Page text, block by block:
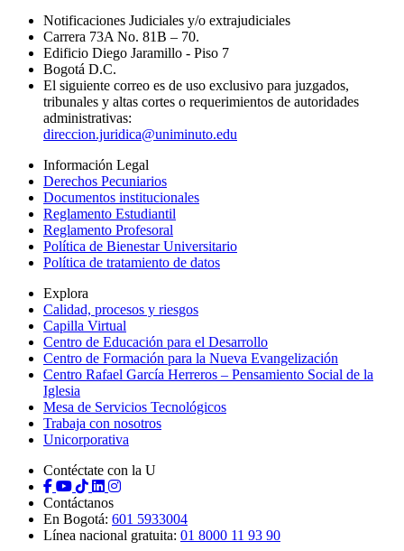
Notificaciones Judiciales y/o extrajudiciales
Carrera 73A No. 81B – 70.
Edificio Diego Jaramillo - Piso 7
Bogotá D.C.
El siguiente correo es de uso exclusivo para juzgados,
tribunales y altas cortes o requerimientos de autoridades
administrativas:
direccion.juridica@uniminuto.edu
Información Legal
Derechos Pecuniarios
Documentos institucionales
Reglamento Estudiantil
Reglamento Profesoral
Política de Bienestar Universitario
Política de tratamiento de datos
Explora
Calidad, procesos y riesgos
Capilla Virtual
Centro de Educación para el Desarrollo
Centro de Formación para la Nueva Evangelización
Centro Rafael García Herreros – Pensamiento Social de la
Iglesia
Mesa de Servicios Tecnológicos
Trabaja con nosotros
Unicorporativa
Contéctate con la U
Contáctanos
En Bogotá: 601 5933004
Línea nacional gratuita: 01 8000 11 93 90